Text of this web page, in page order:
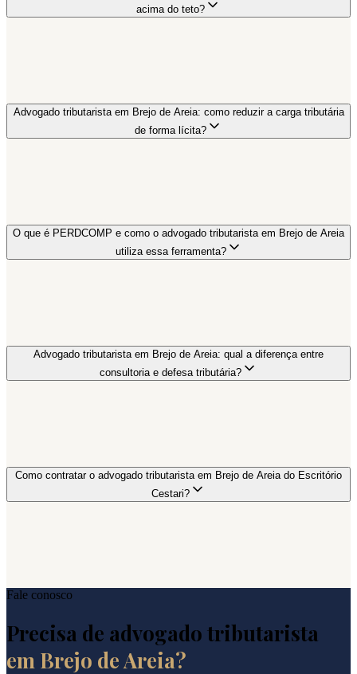
acima do teto?
Advogado tributarista em Brejo de Areia: como reduzir a carga tributária
de forma lícita?
O que é PERDCOMP e como o advogado tributarista em Brejo de Areia
utiliza essa ferramenta?
Advogado tributarista em Brejo de Areia: qual a diferença entre
consultoria e defesa tributária?
Como contratar o advogado tributarista em Brejo de Areia do Escritório
Cestari?
Fale conosco
Precisa de advogado tributarista
em Brejo de Areia?